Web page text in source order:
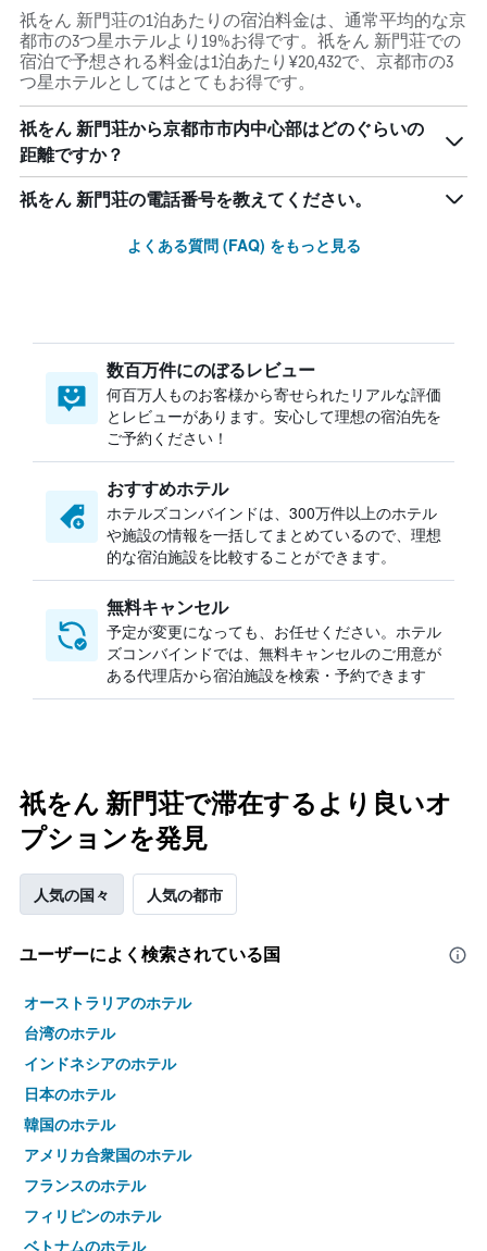
祇をん 新門荘の1泊あたりの宿泊料金は、通常平均的な京
都市の3つ星ホテルより19%お得です。祇をん 新門荘での
宿泊で予想される料金は1泊あたり¥20,432で、京都市の3
つ星ホテルとしてはとてもお得です。
祇をん 新門荘から京都市市内中心部はどのぐらいの
距離ですか？
祇をん 新門荘の電話番号を教えてください。
よくある質問 (FAQ) をもっと見る
数百万件にのぼるレビュー
何百万人ものお客様から寄せられたリアルな評価
とレビューがあります。安心して理想の宿泊先を
ご予約ください！
おすすめホテル
ホテルズコンバインドは、300万件以上のホテル
や施設の情報を一括してまとめているので、理想
的な宿泊施設を比較することができます。
無料キャンセル
予定が変更になっても、お任せください。ホテル
ズコンバインドでは、無料キャンセルのご用意が
ある代理店から宿泊施設を検索・予約できます
祇をん 新門荘で滞在するより良いオ
プションを発見
人気の国々 人気の都市
ユーザーによく検索されている国
オーストラリアのホテル
台湾のホテル
インドネシアのホテル
日本のホテル
韓国のホテル
アメリカ合衆国のホテル
フランスのホテル
フィリピンのホテル
ベトナムのホテル